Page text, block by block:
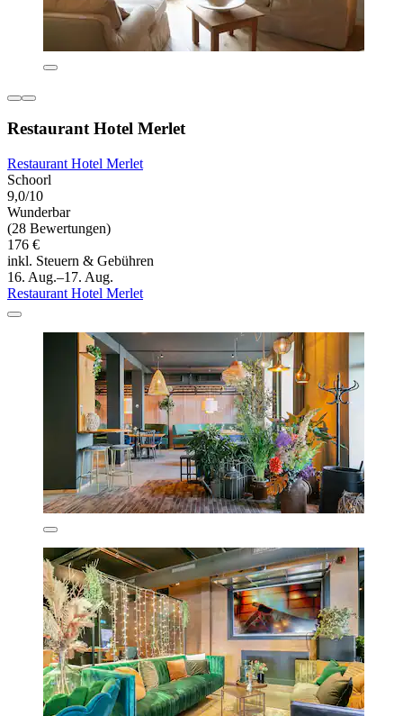
Restaurant Hotel Merlet
Restaurant Hotel Merlet
Schoorl
9,0/10
Wunderbar
(28 Bewertungen)
176 €
inkl. Steuern & Gebühren
16. Aug.–17. Aug.
Restaurant Hotel Merlet